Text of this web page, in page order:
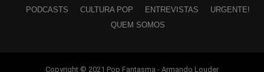
PODCASTS
CULTURA POP ENTREVISTAS
URGENTE!
QUEM SOMOS
Copyright © 2021 Pop Fantasma - Armando Louder